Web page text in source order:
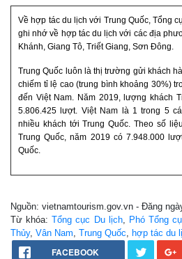
Về hợp tác du lịch với Trung Quốc, Tổng
ghi nhớ về hợp tác du lịch với các địa
Khánh, Giang Tô, Triết Giang, Sơn Đông.
Trung Quốc luôn là thị trường gửi khách
chiếm tỉ lệ cao (trung bình khoảng 30%)
đến Việt Nam. Năm 2019, lượng khách
5.806.425 lượt. Việt Nam là 1 trong 5
nhiều khách tới Trung Quốc. Theo số
Trung Quốc, năm 2019 có 7.948.000
Quốc.
Nguồn: vietnamtourism.gov.vn - Đăng
Từ khóa:Tổng cục Du lịch, Phó Tổng
Thủy, Vân Nam Trung Quốc hợp tác du
FACEBOOK